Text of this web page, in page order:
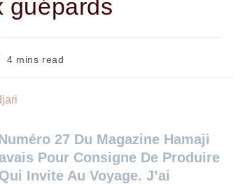
guépards
4 mins read
27 Du Magazine Hamaji
Pour Consigne De Produire
Invite Au Voyage. J’ai